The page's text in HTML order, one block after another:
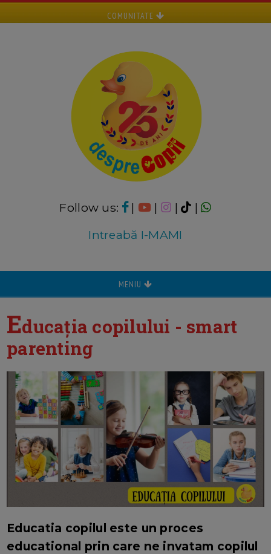
COMUNITATE
Follow us: | | |
|
Intreabă I-MAMI
MENIU
Educația copilului - smart
parenting
Educatia copilul este un proces
educational prin care ne invatam copilul